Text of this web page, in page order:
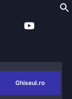
Ghiseul.ro